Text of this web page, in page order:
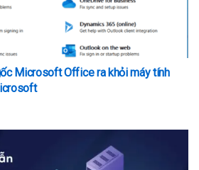
Microsoft Office ra khỏi máy tính